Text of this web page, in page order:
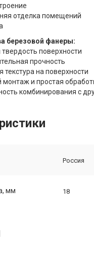
отделка помещений
березовой фанеры:
поверхности
прочность
текстура на поверхности
монтаж и простая
комбинирования с
Россия
мм 18